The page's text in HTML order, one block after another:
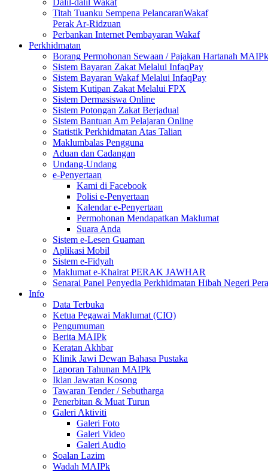
Dalil-dalil Wakaf
Titah Tuanku Sempena PelancaranWakaf
Perak Ar-Ridzuan
Perbankan Internet Pembayaran Wakaf
Perkhidmatan
Borang Permohonan Sewaan / Pajakan Hartanah MAIPk
Sistem Bayaran Zakat Melalui InfaqPay
Sistem Bayaran Wakaf Melalui InfaqPay
Sistem Kutipan Zakat Melalui FPX
Sistem Dermasiswa Online
Sistem Potongan Zakat Berjadual
Sistem Bantuan Am Pelajaran Online
Statistik Perkhidmatan Atas Talian
Maklumbalas Pengguna
Aduan dan Cadangan
Undang-Undang
e-Penyertaan
Kami di Facebook
Polisi e-Penyertaan
Kalendar e-Penyertaan
Permohonan Mendapatkan Maklumat
Suara Anda
Sistem e-Lesen Guaman
Aplikasi Mobil
Sistem e-Fidyah
Maklumat e-Khairat PERAK JAWHAR
Senarai Panel Penyedia Perkhidmatan Hibah Negeri
Info
Data Terbuka
Ketua Pegawai Maklumat (CIO)
Pengumuman
Berita MAIPk
Keratan Akhbar
Klinik Jawi Dewan Bahasa Pustaka
Laporan Tahunan MAIPk
Iklan Jawatan Kosong
Tawaran Tender / Sebutharga
Penerbitan & Muat Turun
Galeri Aktiviti
Galeri Foto
Galeri Video
Galeri Audio
Soalan Lazim
Wadah MAIPk